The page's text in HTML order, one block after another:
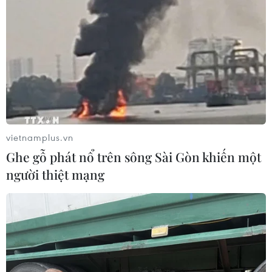
vietnamplus.vn
Ghe gỗ phát nổ trên sông Sài Gòn khiến một
người thiệt mạng